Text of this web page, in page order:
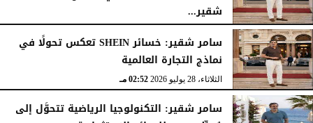
شقير...
الثلاثاء، 28 يوليو 2026 03:49 مـ
سامر شقير: خسائر SHEIN تعكس تحولًا في
نماذج التجارة العالمية
الثلاثاء، 28 يوليو 2026 02:52 مـ
سامر شقير: التكنولوجيا الرياضية تتحوَّل إلى